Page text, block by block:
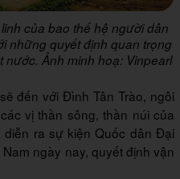
của bao thế hệ người dân
những quyết định quan trọng
nước. Ảnh minh hoạ: Vinpearl
đến với Đình Tân Trào, ngôi
vị thần sông, thần núi của
ra sự kiện Quốc dân Đại
ngày nay, quyết định vận